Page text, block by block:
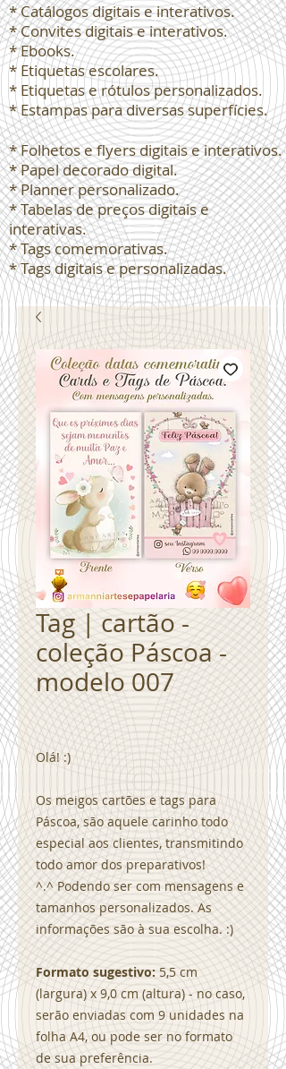
* Catálogos digitais e interativos.
* Convites digitais e interativos.
* Ebooks.
* Etiquetas escolares.
* Etiquetas e rótulos personalizados.
* Estampas para diversas superfícies.
* Folhetos e flyers digitais e interativos.
* Papel decorado digital.
* Planner personalizado.
* Tabelas de preços digitais e
interativas.
* Tags comemorativas.
* Tags digitais e personalizadas.
Tag | cartão -
coleção Páscoa -
modelo 007
Olá! :)
Os meigos cartões e tags para
Páscoa, são aquele carinho todo
especial aos clientes, transmitindo
todo amor dos preparativos!
^.^ Podendo ser com mensagens e
tamanhos personalizados. As
informações são à sua escolha. :)
Formato sugestivo: 5,5 cm
(largura) x 9,0 cm (altura) - no caso,
serão enviadas com 9 unidades na
folha A4, ou pode ser no formato
de sua preferência.